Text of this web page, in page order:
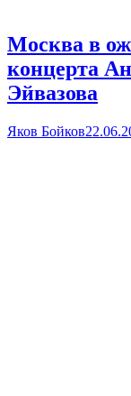
Москва в
концерта
Эйвазова
Яков Бойков